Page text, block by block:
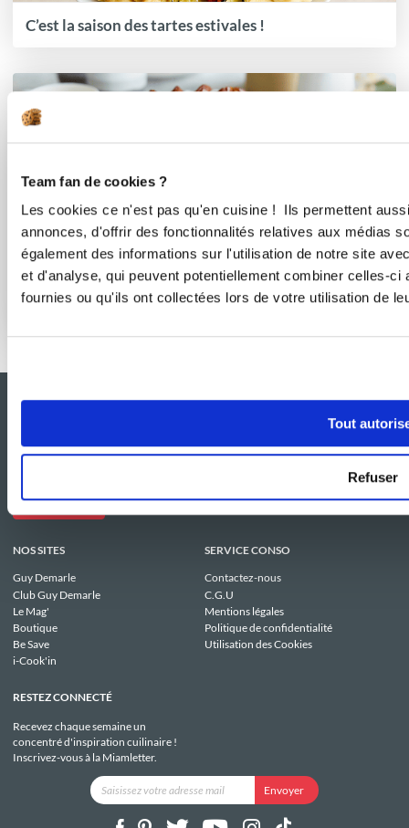
Team fan de cookies ?
Les cookies ce n'est pas qu'en cuisine ! Ils permettent
annonces, d'offrir des fonctionnalités relatives aux médias
également des informations sur l'utilisation de notre site
et d'analyse, qui peuvent potentiellement combiner celles-
fournies ou qu'ils ont collectées lors de votre utilisation de
Tout
Refuser
C’est la saison des tartes estivales !
Effet boulangerie assuré à la maison
NOS SITES
Guy Demarle
Club Guy Demarle
Le Mag'
Boutique
Be Save
i-Cook'in
SERVICE CONSO
Contactez-nous
C.G.U
Mentions légales
Politique de confidentialité
Utilisation des Cookies
RESTEZ CONNECTÉ
Recevez chaque semaine un
concentré d'inspiration cuilinaire !
Inscrivez-vous à la Miamletter.